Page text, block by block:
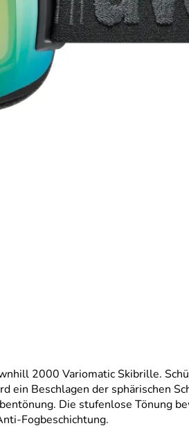
2000 Variomatic Skibrille.
Beschlagen der sphärischen
Die stufenlose Tönung
Fogbeschichtung.